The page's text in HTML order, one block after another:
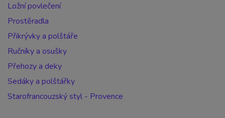
Ložní povlečení
Prostěradla
Přikrývky a polštáře
Ručníky a osušky
Přehozy a deky
Sedáky a polštářky
Starofrancouzský styl - Provence